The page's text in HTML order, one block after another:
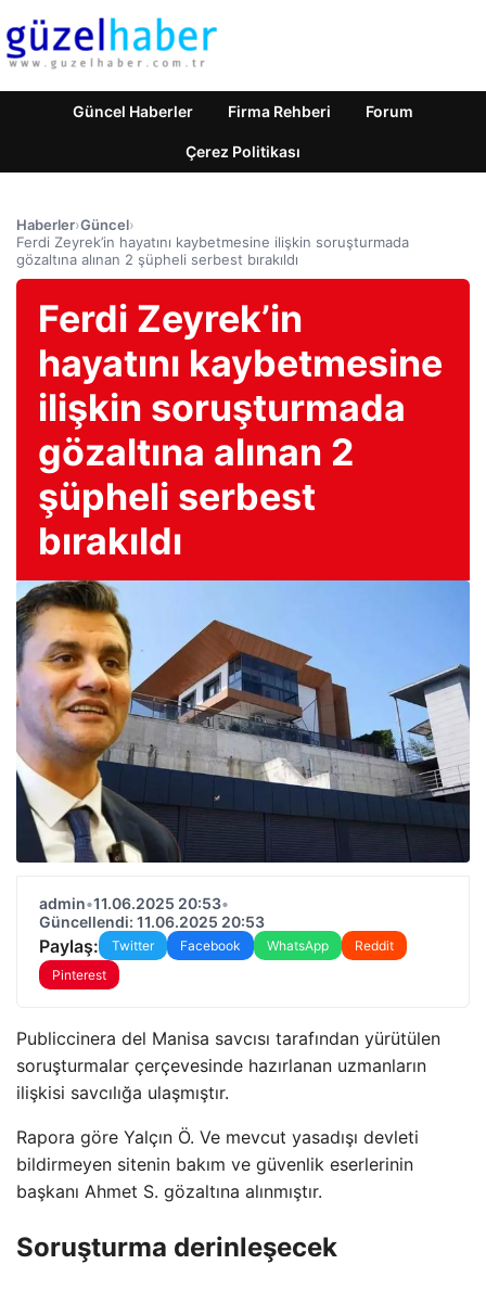
Güncel Haberler Firma Rehberi Forum
Çerez Politikası
Haberler›Güncel›
Ferdi Zeyrek’in hayatını kaybetmesine ilişkin soruşturmada
gözaltına alınan 2 şüpheli serbest bırakıldı
Ferdi Zeyrek’in
hayatını kaybetmesine
ilişkin soruşturmada
gözaltına alınan 2
şüpheli serbest
bırakıldı
admin•11.06.2025 20:53•
Güncellendi: 11.06.2025 20:53
Paylaş: Twitter Facebook WhatsApp
Reddit
Pinterest
Publiccinera del Manisa savcısı tarafından yürütülen
soruşturmalar çerçevesinde hazırlanan uzmanların
ilişkisi savcılığa ulaşmıştır.
Rapora göre Yalçın Ö. Ve mevcut yasadışı devleti
bildirmeyen sitenin bakım ve güvenlik eserlerinin
başkanı Ahmet S. gözaltına alınmıştır.
Soruşturma derinleşecek